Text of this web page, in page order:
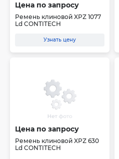
Цена по запросу
Ремень клиновой XPZ 1077
Ld CONTITECH
Узнать цену
Цена по запросу
Ремень клиновой XPZ 630
Ld CONTITECH